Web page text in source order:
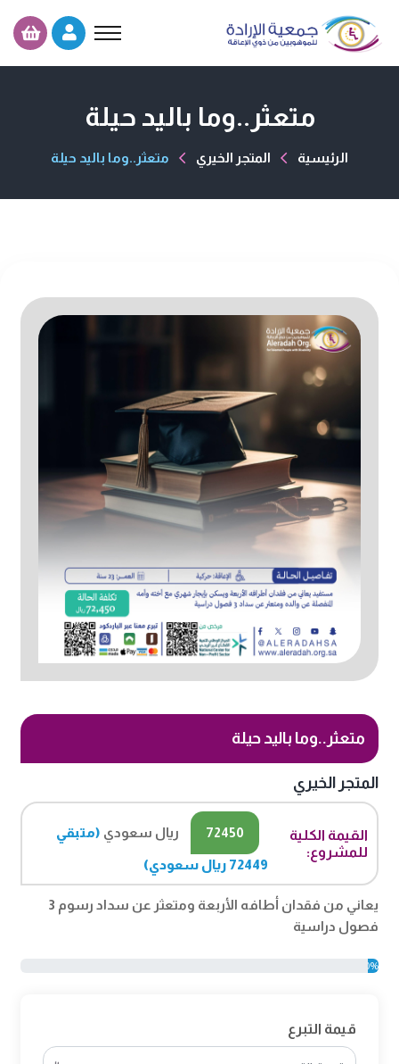
متعثر..وما باليد حيلة
الرئيسية المتجر الخيري متعثر..وما باليد حيلة
متعثر..وما باليد حيلة
المتجر الخيري
القيمة الكلية
للمشروع:
72450 ريال سعودي (متبقي
72449 ريال سعودي)
يعاني من فقدان أطافه الأربعة ومتعثر عن سداد رسوم 3
فصول دراسية
0%
قيمة التبرع